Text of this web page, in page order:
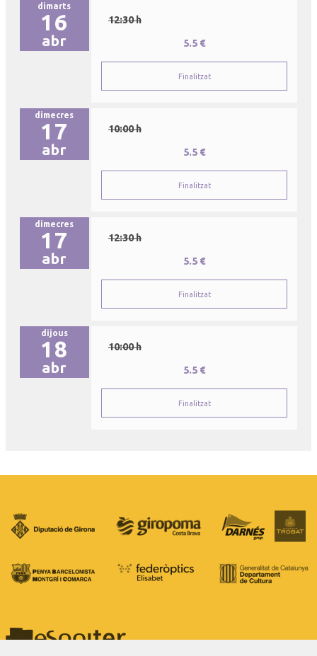
dimarts
16
abr
12:30 h
5.5 €
Finalitzat
dimecres
17
abr
10:00 h
5.5 €
Finalitzat
dimecres
17
abr
12:30 h
5.5 €
Finalitzat
dijous
18
abr
10:00 h
5.5 €
Finalitzat